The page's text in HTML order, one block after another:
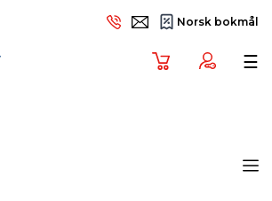
Norsk bokmål
☰